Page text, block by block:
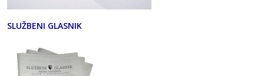
SLUŽBENI GLASNIK